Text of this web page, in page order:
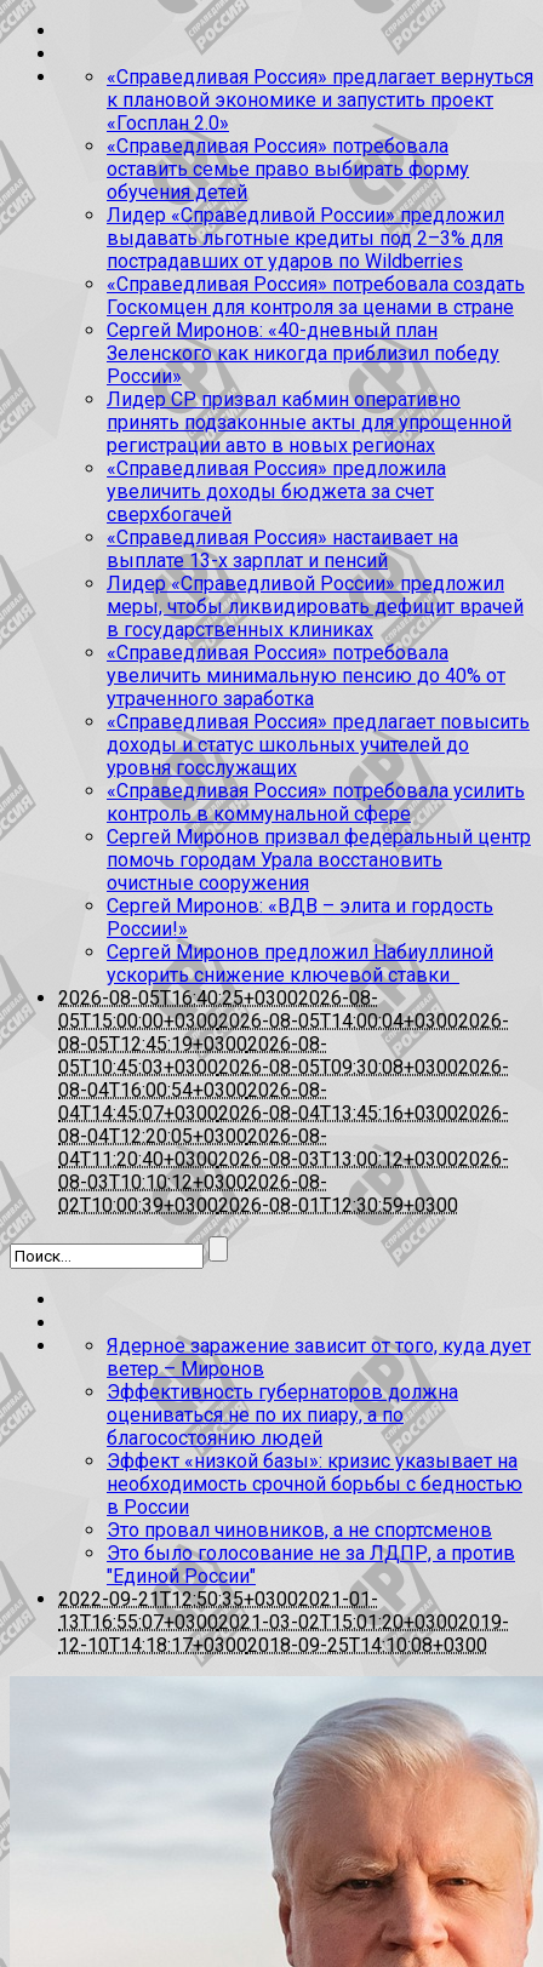
«Справедливая Россия» предлагает вернуться
к плановой экономике и запустить проект
«Госплан 2.0»
«Справедливая Россия» потребовала
оставить семье право выбирать форму
обучения детей
Лидер «Справедливой России» предложил
выдавать льготные кредиты под 2–3% для
пострадавших от ударов по Wildberries
«Справедливая Россия» потребовала создать
Госкомцен для контроля за ценами в стране
Сергей Миронов: «40-дневный план
Зеленского как никогда приблизил победу
России»
Лидер СР призвал кабмин оперативно
принять подзаконные акты для упрощенной
регистрации авто в новых регионах
«Справедливая Россия» предложила
увеличить доходы бюджета за счет
сверхбогачей
«Справедливая Россия» настаивает на
выплате 13-х зарплат и пенсий
Лидер «Справедливой России» предложил
меры, чтобы ликвидировать дефицит врачей
в государственных клиниках
«Справедливая Россия» потребовала
увеличить минимальную пенсию до 40% от
утраченного заработка
«Справедливая Россия» предлагает повысить
доходы и статус школьных учителей до
уровня госслужащих
«Справедливая Россия» потребовала усилить
контроль в коммунальной сфере
Сергей Миронов призвал федеральный центр
помочь городам Урала восстановить
очистные сооружения
Сергей Миронов: «ВДВ – элита и гордость
России!»
Сергей Миронов предложил Набиуллиной
ускорить снижение ключевой ставки
2026-08-05T16:40:25+03002026-08-
05T15:00:00+03002026-08-05T14:00:04+03002026-
08-05T12:45:19+03002026-08-
05T10:45:03+03002026-08-05T09:30:08+03002026-
08-04T16:00:54+03002026-08-
04T14:45:07+03002026-08-04T13:45:16+03002026-
08-04T12:20:05+03002026-08-
04T11:20:40+03002026-08-03T13:00:12+03002026-
08-03T10:10:12+03002026-08-
02T10:00:39+03002026-08-01T12:30:59+0300
Ядерное заражение зависит от того, куда дует
ветер – Миронов
Эффективность губернаторов должна
оцениваться не по их пиару, а по
благосостоянию людей
Эффект «низкой базы»: кризис указывает на
необходимость срочной борьбы с бедностью
в России
Это провал чиновников, а не спортсменов
Это было голосование не за ЛДПР, а против
"Единой России"
2022-09-21T12:50:35+03002021-01-
13T16:55:07+03002021-03-02T15:01:20+03002019-
12-10T14:18:17+03002018-09-25T14:10:08+0300